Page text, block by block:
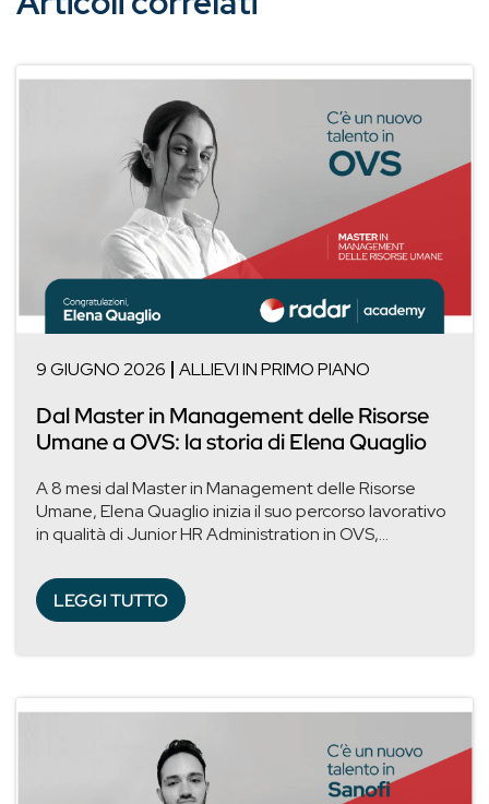
9 GIUGNO 2026 ALLIEVI IN PRIMO PIANO
Dal Master in Management delle Risorse
Umane a OVS: la storia di Elena Quaglio
A 8 mesi dal Master in Management delle Risorse
Umane, Elena Quaglio inizia il suo percorso lavorativo
in qualità di Junior HR Administration in OVS,...
LEGGI TUTTO